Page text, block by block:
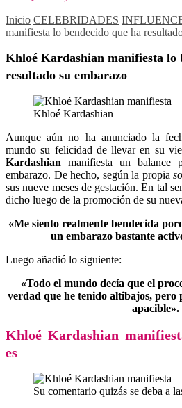
Inicio CELEBRIDADES
manifiesta lo bendecido que ha
Khloé Kardashian manifiesta lo
resultado su embarazo
Khloé Kardashian
Aunque aún no ha anunciado la
mundo su felicidad de llevar en su
Kardashian manifiesta un balance
embarazo. De hecho, según la propia
sus nueve meses de gestación. En tal
dicho luego de la promoción de su
«Me siento realmente bendecida
un embarazo bastante
Luego añadió lo siguiente:
«Todo el mundo decía que el
verdad que he tenido altibajos, pero
apacible».
Khloé Kardashian
es
Su comentario quizás se deba a